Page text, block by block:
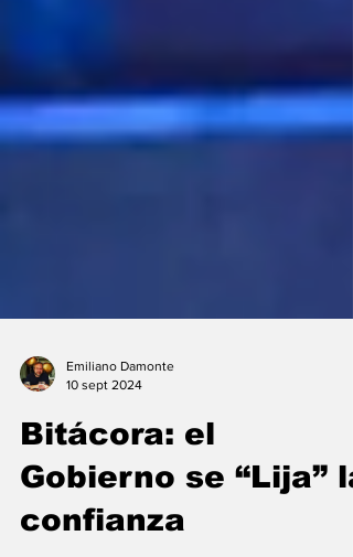
Emiliano Damonte
Bitácora: el
Gobierno se “Lija” la